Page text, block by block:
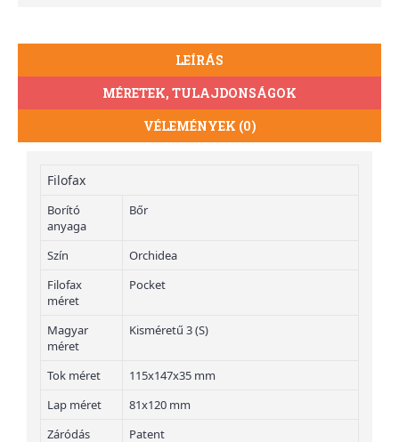
LEÍRÁS
MÉRETEK, TULAJDONSÁGOK
VÉLEMÉNYEK (0)
Filofax
Borító
anyaga
Bőr
Szín
Orchidea
Filofax
méret
Pocket
Magyar
méret
Kisméretű 3 (S)
Tok méret
115x147x35 mm
Lap méret
81x120 mm
Záródás
Patent